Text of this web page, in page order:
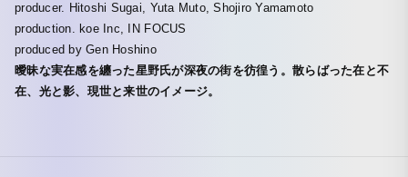
producer. Hitoshi Sugai, Yuta Muto, Shojiro Yamamoto
production. koe Inc, IN FOCUS
produced by Gen Hoshino
曖昧な実在感を纏った星野氏が深夜の街を彷徨う。散らばった在と不
在、光と影、現世と来世のイメージ。